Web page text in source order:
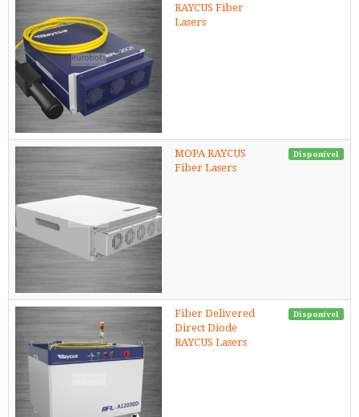
RAYCUS Fiber
Lasers
MOPA RAYCUS
Fiber Lasers
Disponível
Fiber Delivered
Direct Diode
RAYCUS Lasers
Disponível